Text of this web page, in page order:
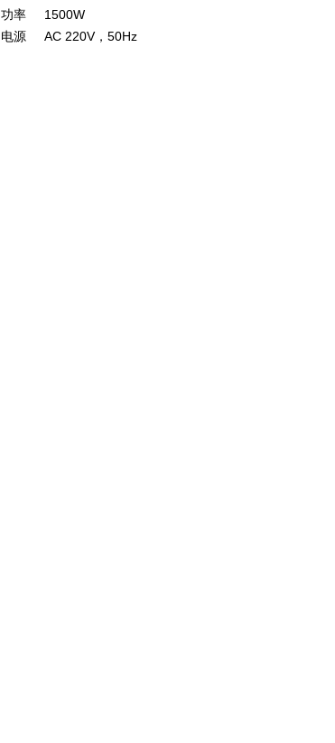
功率 1500W
电源 AC 220V，50Hz